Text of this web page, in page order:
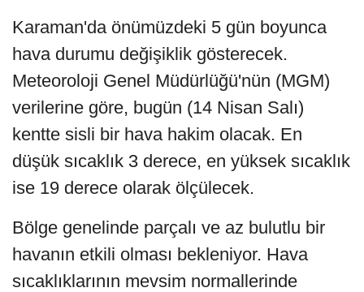
Karaman'da önümüzdeki 5 gün boyunca
hava durumu değişiklik gösterecek.
Meteoroloji Genel Müdürlüğü'nün (MGM)
verilerine göre, bugün (14 Nisan Salı)
kentte sisli bir hava hakim olacak. En
düşük sıcaklık 3 derece, en yüksek sıcaklık
ise 19 derece olarak ölçülecek.
Bölge genelinde parçalı ve az bulutlu bir
havanın etkili olması bekleniyor. Hava
sıcaklıklarının mevsim normallerinde